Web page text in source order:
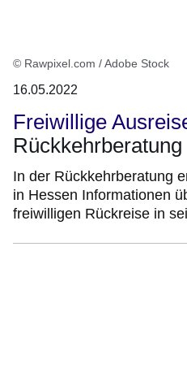
© Rawpixel.com / Adobe Stock
16.05.2022
Freiwillige
Rückkehrberatung
In der Rückkehrberatung
in Hessen Informationen
freiwilligen Rückreise in